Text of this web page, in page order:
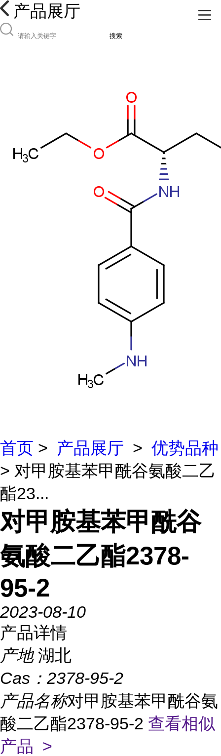
产品展厅
搜索
首页 > 产品展厅 > 优势品种
> 对甲胺基苯甲酰谷氨酸二乙
酯23...
对甲胺基苯甲酰谷
氨酸二乙酯2378-
95-2
2023-08-10
产品详情
产地 湖北
Cas： 2378-95-2
产品名称对甲胺基苯甲酰谷氨
酸二乙酯2378-95-2 查看相似
产品 >